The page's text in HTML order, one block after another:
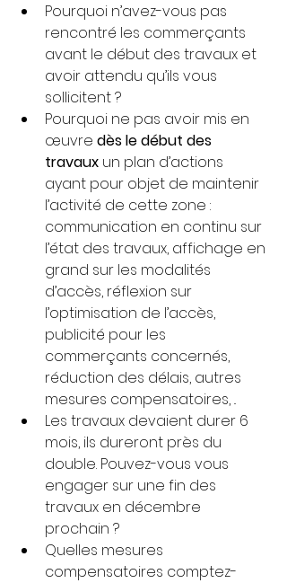
Pourquoi n’avez-vous pas
rencontré les commerçants
avant le début des travaux et
avoir attendu qu’ils vous
sollicitent ?
Pourquoi ne pas avoir mis en
œuvre dès le début des
travaux un plan d’actions
ayant pour objet de maintenir
l’activité de cette zone :
communication en continu sur
l’état des travaux, affichage en
grand sur les modalités
d’accès, réflexion sur
l’optimisation de l’accès,
publicité pour les
commerçants concernés,
réduction des délais, autres
mesures compensatoires, ..
Les travaux devaient durer 6
mois, ils dureront près du
double. Pouvez-vous vous
engager sur une fin des
travaux en décembre
prochain ?
Quelles mesures
compensatoires comptez-